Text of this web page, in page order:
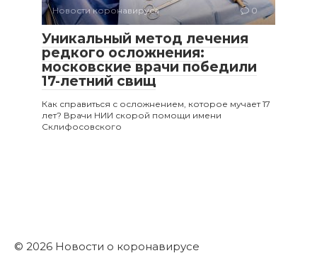
Новости коронавируса 0
Уникальный метод лечения
редкого осложнения:
московские врачи победили
17-летний свищ
Как справиться с осложнением, которое мучает 17
лет? Врачи НИИ скорой помощи имени
Склифосовского
© 2026 Новости о коронавирусе